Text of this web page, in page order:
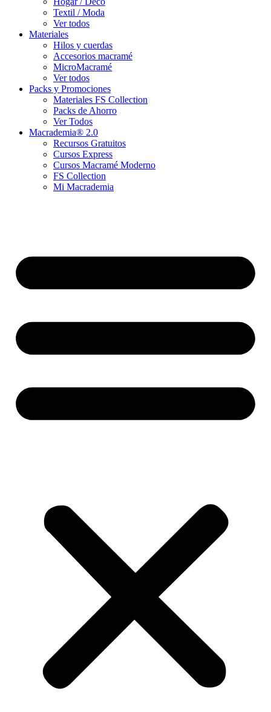
Textil / Moda
Ver todos
Materiales
Hilos y cuerdas
Accesorios macramé
MicroMacramé
Ver todos
Packs y Promociones
Materiales FS Collection
Packs de Ahorro
Ver Todos
Macrademia® 2.0
Recursos Gratuitos
Cursos Express
Cursos Macramé Moderno
FS Collection
Mi Macrademia